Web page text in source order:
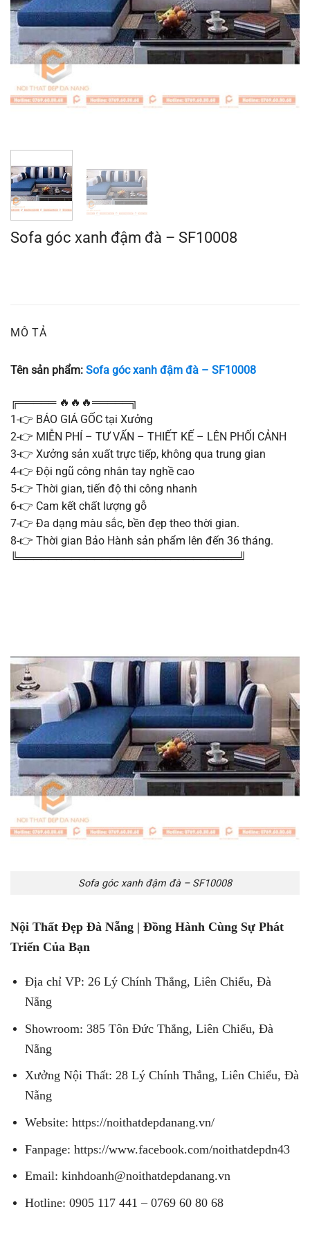
Sofa góc xanh đậm đà – SF10008
MÔ TẢ
Tên sản phẩm: Sofa góc xanh đậm đà – SF10008
╔═════ 🔥🔥🔥═════╗
1-👉 BÁO GIÁ GỐC tại Xưởng
2-👉 MIỄN PHÍ – TƯ VẤN – THIẾT KẾ – LÊN PHỐI CẢNH
3-👉 Xưởng sản xuất trực tiếp, không qua trung gian
4-👉 Đội ngũ công nhân tay nghề cao
5-👉 Thời gian, tiến độ thi công nhanh
6-👉 Cam kết chất lượng gỗ
7-👉 Đa dạng màu sắc, bền đẹp theo thời gian.
8-👉 Thời gian Bảo Hành sản phẩm lên đến 36 tháng.
╚═════════════════════════════╝
Sofa góc xanh đậm đà – SF10008
Nội Thất Đẹp Đà Nẵng | Đồng Hành Cùng Sự Phát
Triển Của Bạn
Địa chỉ VP: 26 Lý Chính Thắng, Liên Chiểu, Đà
Nẵng
Showroom: 385 Tôn Đức Thắng, Liên Chiểu, Đà
Nẵng
Xưởng Nội Thất: 28 Lý Chính Thắng, Liên Chiểu, Đà
Nẵng
Website: https://noithatdepdanang.vn/
Fanpage: https://www.facebook.com/noithatdepdn43
Email: kinhdoanh@noithatdepdanang.vn
Hotline: 0905 117 441 – 0769 60 80 68